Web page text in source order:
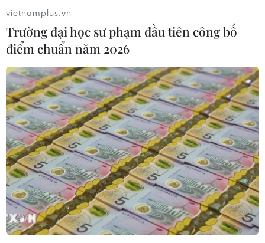
TIN CÙNG CHUYÊN MỤC
ASEAN Cup 2026: Malaysia sẵn sàng
tạo bất ngờ trước Việt Nam
10/08/2026 05:35
Cập nhật lịch thi đấu
bán kết ASEAN Cup 2026 của hai cặp
đấu
10/08/2026 03:08
vietnamplus.vn
Trường đại học sư phạm đầu tiên công bố
điểm chuẩn năm 2026